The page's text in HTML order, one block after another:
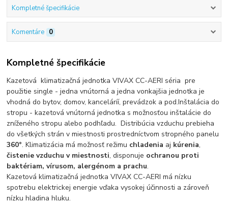
Kompletné špecifikácie
Komentáre 0
Kompletné špecifikácie
Kazetová klimatizačná jednotka VIVAX CC-AERI séria pre
použitie single - jedna vnútorná a jedna vonkajšia jednotka je
vhodná do bytov, domov, kanceláríí, prevádzok a pod.Inštalácia do
stropu - kazetová vnútorná jednotka s možnosťou inštalácie do
zníženého stropu alebo podhľadu. Distribúcia vzduchu prebieha
do všetkých strán v miestnosti prostredníctvom stropného panelu
360°. Klimatizácia má možnosť režimu chladenia aj kúrenia,
čistenie vzduchu v miestnosti, disponuje ochranou proti
baktériam, vírusom, alergénom a prachu.
Kazetová klimatizačná jednotka VIVAX CC-AERI má nízku
spotrebu elektrickej energie vďaka vysokej účinnosti a zároveň
nízku hladina hluku.